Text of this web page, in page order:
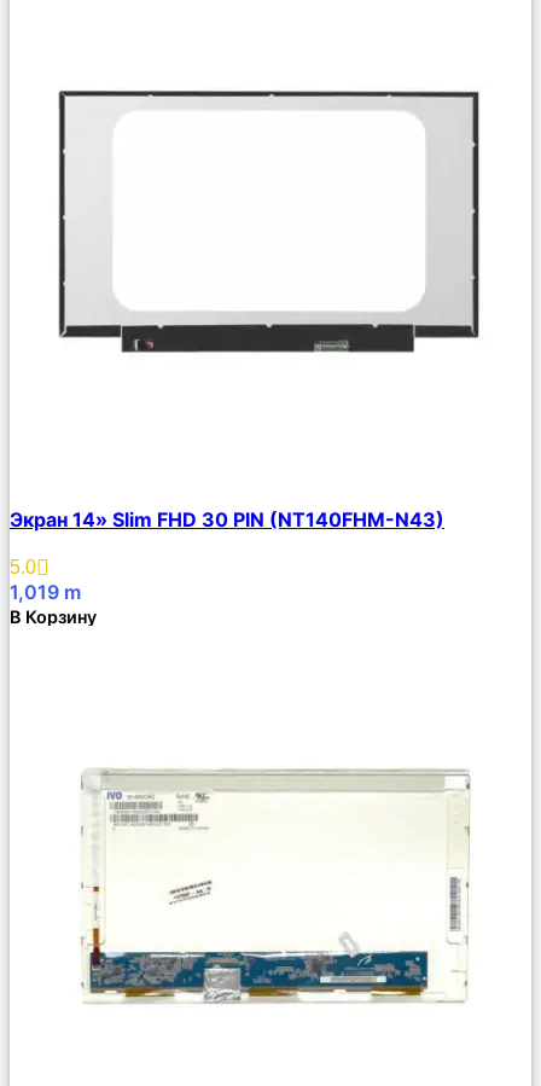
Описание
Избранное
Экран 14» Slim FHD 30 PIN (NT140FHM-N43)
5.0
1,019 m
В Корзину